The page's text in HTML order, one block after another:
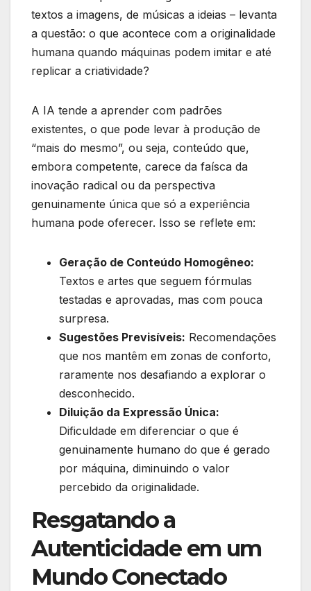
textos a imagens, de músicas a ideias – levanta
a questão: o que acontece com a originalidade
humana quando máquinas podem imitar e até
replicar a criatividade?
A IA tende a aprender com padrões
existentes, o que pode levar à produção de
“mais do mesmo”, ou seja, conteúdo que,
embora competente, carece da faísca da
inovação radical ou da perspectiva
genuinamente única que só a experiência
humana pode oferecer. Isso se reflete em:
Geração de Conteúdo Homogêneo:
Textos e artes que seguem fórmulas
testadas e aprovadas, mas com pouca
surpresa.
Sugestões Previsíveis: Recomendações
que nos mantêm em zonas de conforto,
raramente nos desafiando a explorar o
desconhecido.
Diluição da Expressão Única:
Dificuldade em diferenciar o que é
genuinamente humano do que é gerado
por máquina, diminuindo o valor
percebido da originalidade.
Resgatando a
Autenticidade em um
Mundo Conectado